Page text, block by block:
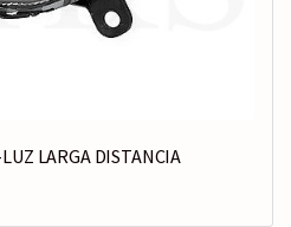
LARGA DISTANCIA